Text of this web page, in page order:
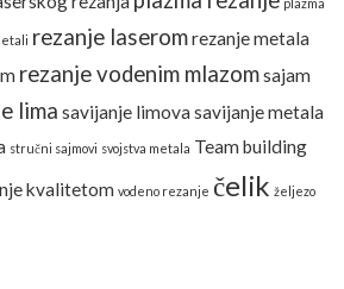
rezanje laseromrezanje metala
rezanje vodenim mlazomsajam
lima savijanje limova savijanje metala
stručni sajmovi svojstva metala Team building
kvalitetom vodeno rezanje čelik željezo